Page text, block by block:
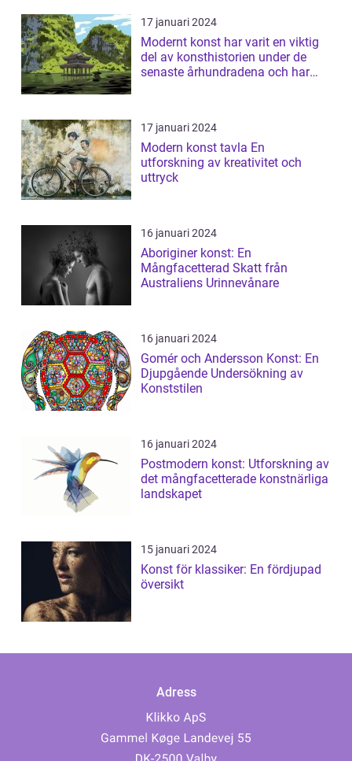
17 januari 2024
Modernt konst har varit en viktig
del av konsthistorien under de
senaste århundradena och har
17 januari 2024
Modern konst tavla En
utforskning av kreativitet och
uttryck
16 januari 2024
Aboriginer konst: En
Mångfacetterad Skatt från
Australiens Urinnevånare
16 januari 2024
Gomér och Andersson Konst: En
Djupgående Undersökning av
Konststilen
16 januari 2024
Postmodern konst: Utforskning av
det mångfacetterade konstnärliga
landskapet
15 januari 2024
Konst för klassiker: En fördjupad
översikt
Adress